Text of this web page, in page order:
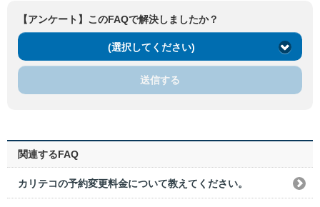
【アンケート】このFAQで解決しましたか？
(選択してください)
送信する
関連するFAQ
カリテコの予約変更料金について教えてください。